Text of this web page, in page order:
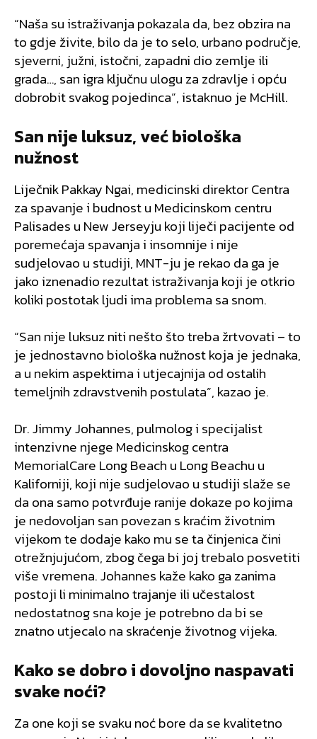
“Naša su istraživanja pokazala da, bez obzira na
to gdje živite, bilo da je to selo, urbano područje,
sjeverni, južni, istočni, zapadni dio zemlje ili
grada…, san igra ključnu ulogu za zdravlje i opću
dobrobit svakog pojedinca”, istaknuo je McHill.
San nije luksuz, već biološka
nužnost
Liječnik Pakkay Ngai, medicinski direktor Centra
za spavanje i budnost u Medicinskom centru
Palisades u New Jerseyju koji liječi pacijente od
poremećaja spavanja i insomnije i nije
sudjelovao u studiji, MNT-ju je rekao da ga je
jako iznenadio rezultat istraživanja koji je otkrio
koliki postotak ljudi ima problema sa snom.
“San nije luksuz niti nešto što treba žrtvovati – to
je jednostavno biološka nužnost koja je jednaka,
a u nekim aspektima i utjecajnija od ostalih
temeljnih zdravstvenih postulata”, kazao je.
Dr. Jimmy Johannes, pulmolog i specijalist
intenzivne njege Medicinskog centra
MemorialCare Long Beach u Long Beachu u
Kaliforniji, koji nije sudjelovao u studiji slaže se
da ona samo potvrđuje ranije dokaze po kojima
je nedovoljan san povezan s kraćim životnim
vijekom te dodaje kako mu se ta činjenica čini
otrežnjujućom, zbog čega bi joj trebalo posvetiti
više vremena. Johannes kaže kako ga zanima
postoji li minimalno trajanje ili učestalost
nedostatnog sna koje je potrebno da bi se
znatno utjecalo na skraćenje životnog vijeka.
Kako se dobro i dovoljno naspavati
svake noći?
Za one koji se svaku noć bore da se kvalitetno